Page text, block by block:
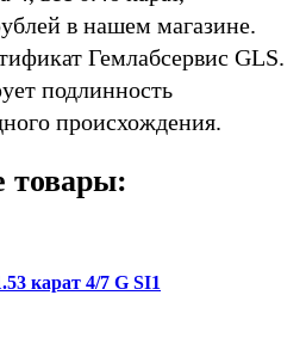
в нашем магазине.
Гемлабсервис GLS.
подлинность
происхождения.
товары:
карат 4/7 G SI1